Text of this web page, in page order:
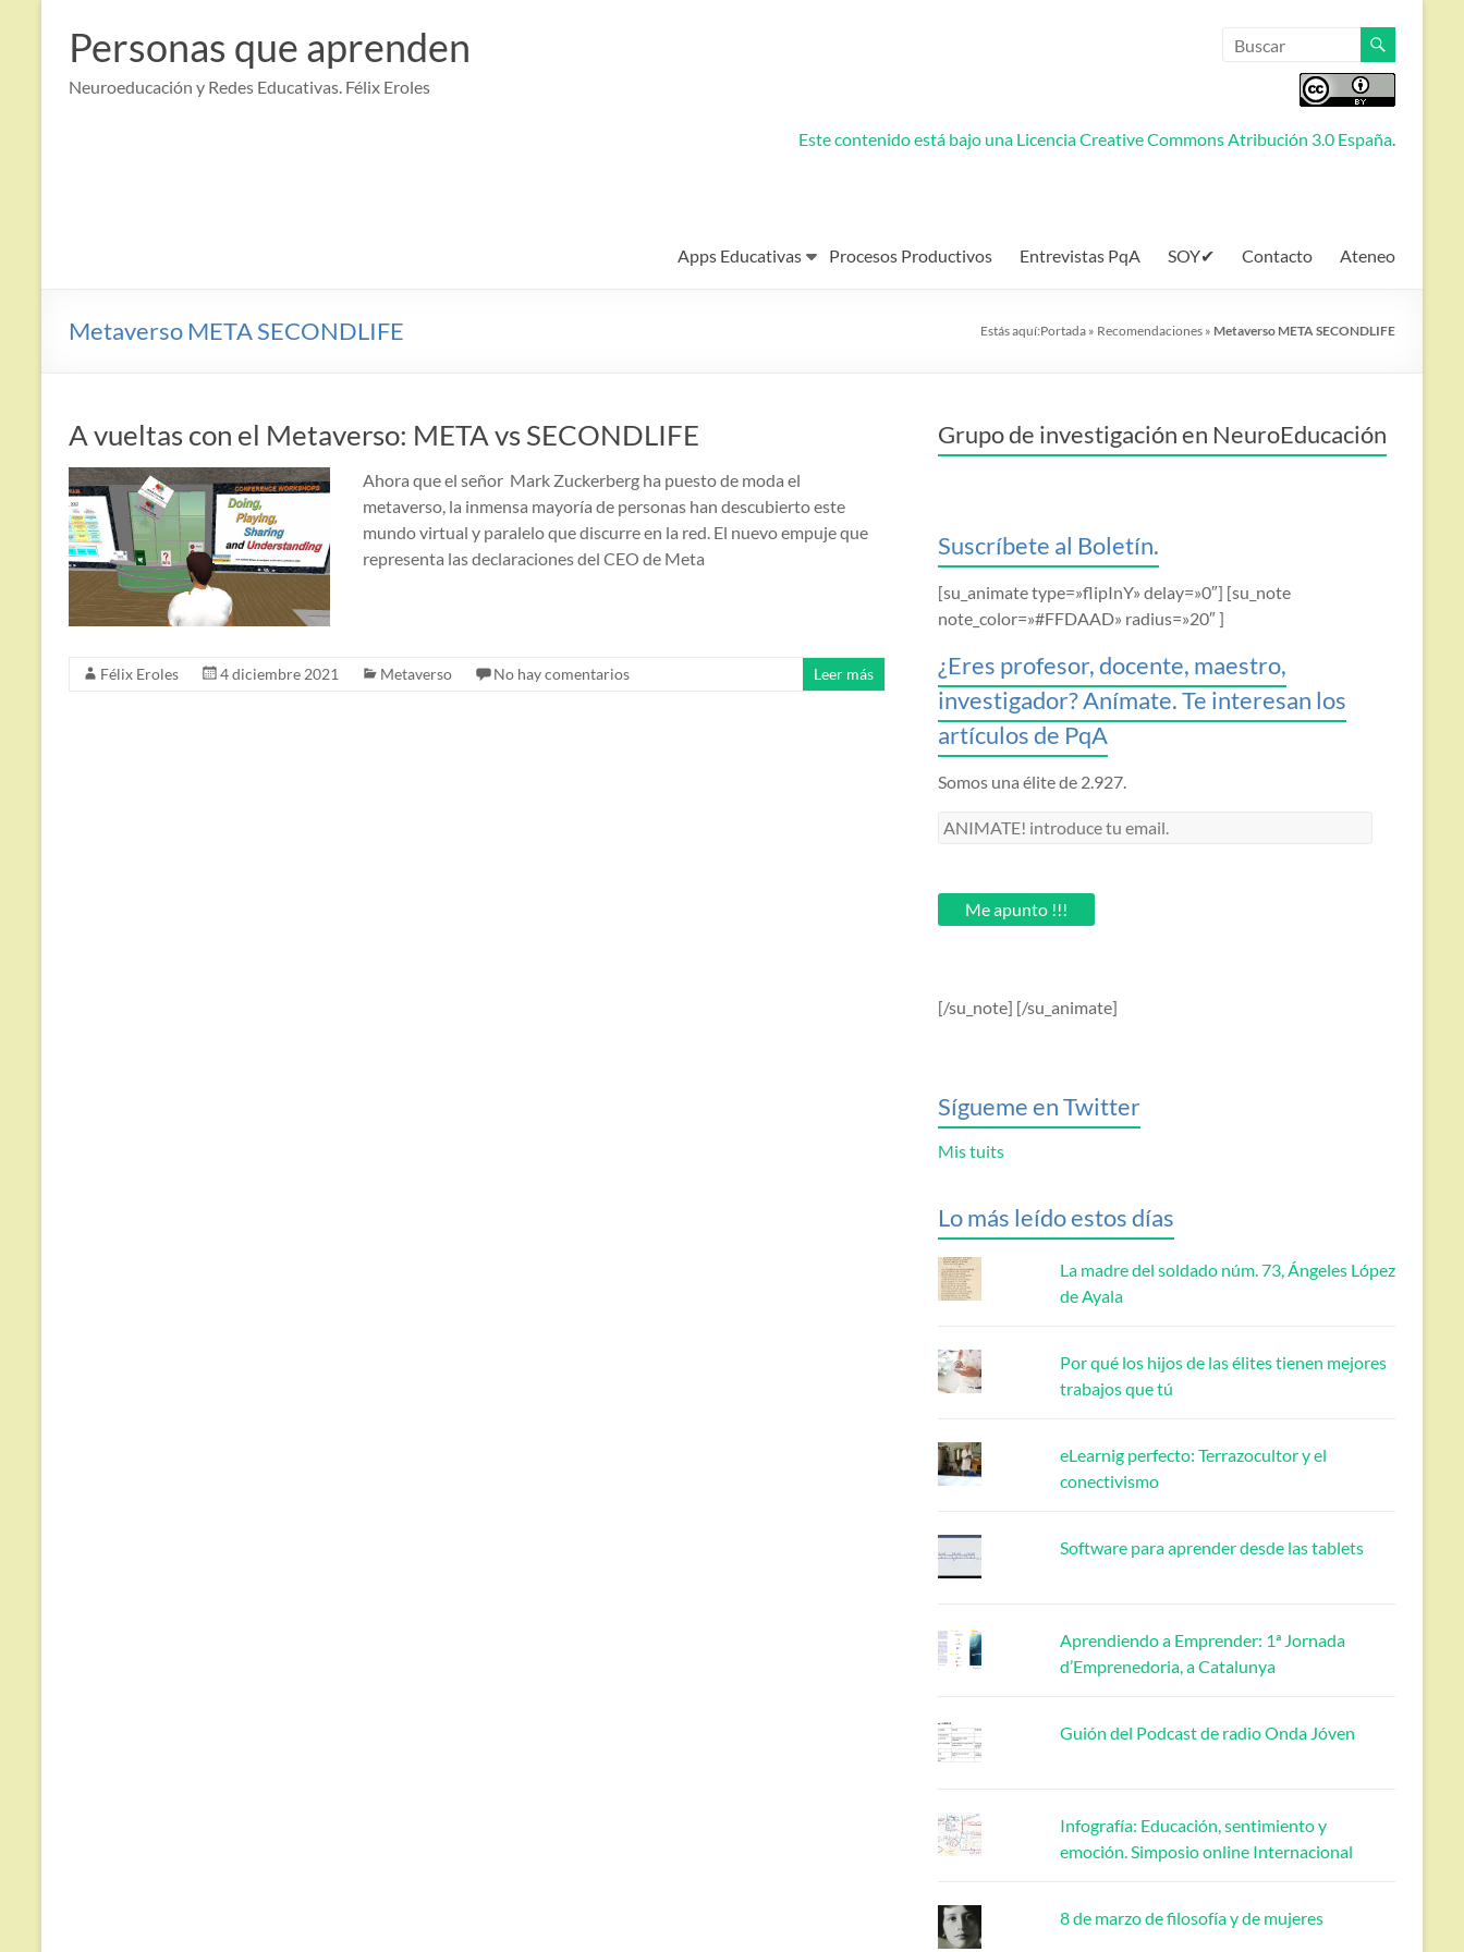
contenido
Personas que aprenden
Neuroeducación y Redes Educativas. Félix Eroles
Este contenido está bajo una Licencia Creative Commons Atribución 3.0 España.
Apps Educativas Procesos Productivos Entrevistas PqA SOY✔ Contacto Ateneo
Metaverso META SECONDLIFE Estás aquí:Portada » Recomendaciones » Metaverso META SECONDLIFE
A vueltas con el Metaverso: META vs SECONDLIFE
Ahora que el señor Mark Zuckerberg ha puesto de moda el
metaverso, la inmensa mayoría de personas han descubierto este
mundo virtual y paralelo que discurre en la red. El nuevo empuje que
representa las declaraciones del CEO de Meta
Félix Eroles 4 diciembre 2021 Metaverso No hay comentarios Leer más
Grupo de investigación en NeuroEducación
Suscríbete al Boletín.
[su_animate type=»flipInY» delay=»0″] [su_note
note_color=»#FFDAAD» radius=»20″ ]
¿Eres profesor, docente, maestro,
investigador? Anímate. Te interesan los
artículos de PqA
Somos una élite de 2.927.
ANIMATE!
email.Me apunto !!!
[/su_note] [/su_animate]
Sígueme en Twitter
Mis tuits
Lo más leído estos días
La madre del soldado núm. 73, Ángeles López
de Ayala
Por qué los hijos de las élites tienen mejores
trabajos que tú
eLearnig perfecto: Terrazocultor y el
conectivismo
Software para aprender desde las tablets
Aprendiendo a Emprender: 1ª Jornada
d’Emprenedoria, a Catalunya
Guión del Podcast de radio Onda Jóven
Infografía: Educación, sentimiento y
emoción. Simposio online Internacional
8 de marzo de filosofía y de mujeres